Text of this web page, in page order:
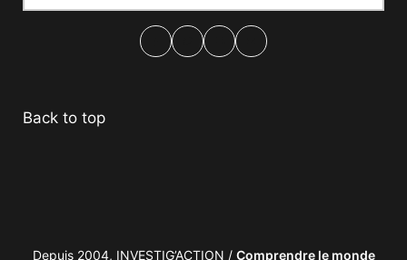
Back to top
Depuis 2004, INVESTIG’ACTION / Comprendre le monde